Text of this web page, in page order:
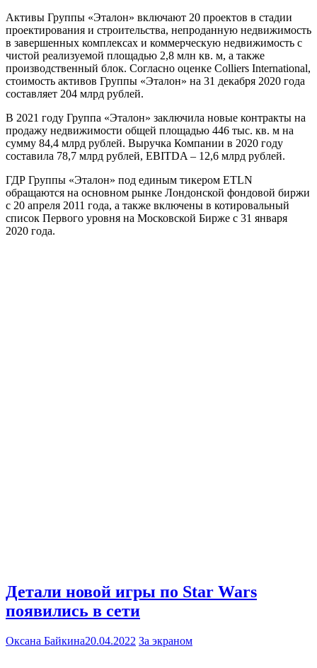
Активы Группы «Эталон» включают 20 проектов в стадии
проектирования и строительства, непроданную недвижимость
в завершенных комплексах и коммерческую недвижимость с
чистой реализуемой площадью 2,8 млн кв. м, а также
производственный блок. Согласно оценке Colliers International,
стоимость активов Группы «Эталон» на 31 декабря 2020 года
составляет 204 млрд рублей.
В 2021 году Группа «Эталон» заключила новые контракты на
продажу недвижимости общей площадью 446 тыс. кв. м на
сумму 84,4 млрд рублей. Выручка Компании в 2020 году
составила 78,7 млрд рублей, EBITDA – 12,6 млрд рублей.
ГДР Группы «Эталон» под единым тикером ETLN
обращаются на основном рынке Лондонской фондовой биржи
с 20 апреля 2011 года, а также включены в котировальный
список Первого уровня на Московской Бирже с 31 января
2020 года.
Детали новой игры по Star Wars
появились в сети
Оксана Байкина20.04.2022 За экраном